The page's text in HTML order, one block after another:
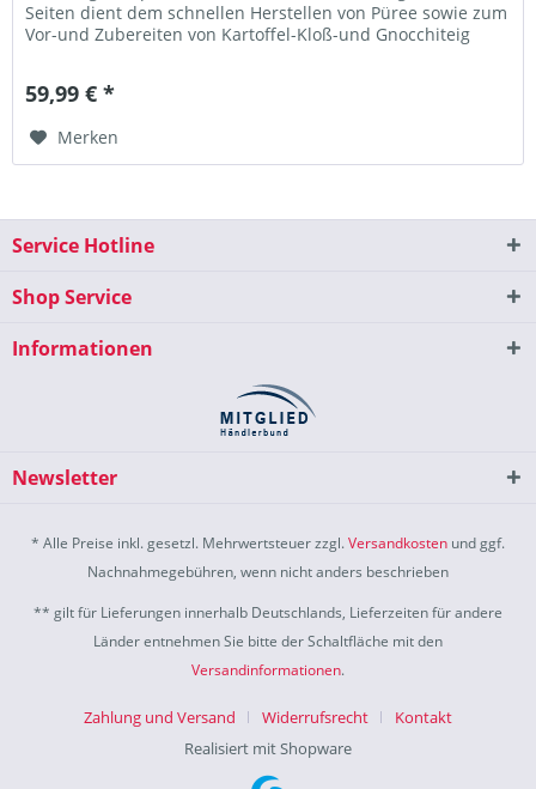
Seiten dient dem schnellen Herstellen von Püree sowie zum
Vor-und Zubereiten von Kartoffel-Kloß-und Gnocchiteig
59,99 € *
Merken
Service Hotline
Shop Service
Informationen
Newsletter
* Alle Preise inkl. gesetzl. Mehrwertsteuer zzgl.Versandkosten und ggf.
Nachnahmegebühren, wenn nicht anders beschrieben
** gilt für Lieferungen innerhalb Deutschlands, Lieferzeiten für andere
Länder entnehmen Sie bitte der Schaltfläche mit den
Versandinformationen.
Zahlung und Versand Widerrufsrecht
Kontakt
Realisiert mit Shopware